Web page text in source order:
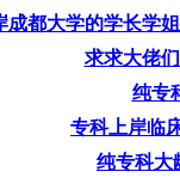
成都大学的学长学
求求大佬
纯专
专科上岸临
纯专科大